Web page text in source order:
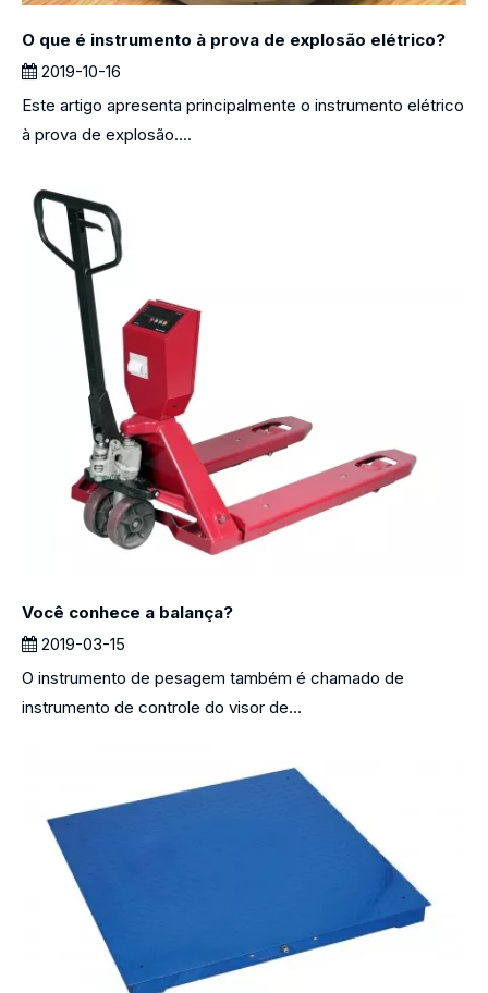
O que é instrumento à prova de explosão elétrico?
2019-10-16
Este artigo apresenta principalmente o instrumento elétrico
à prova de explosão....
Você conhece a balança?
2019-03-15
O instrumento de pesagem também é chamado de
instrumento de controle do visor de...